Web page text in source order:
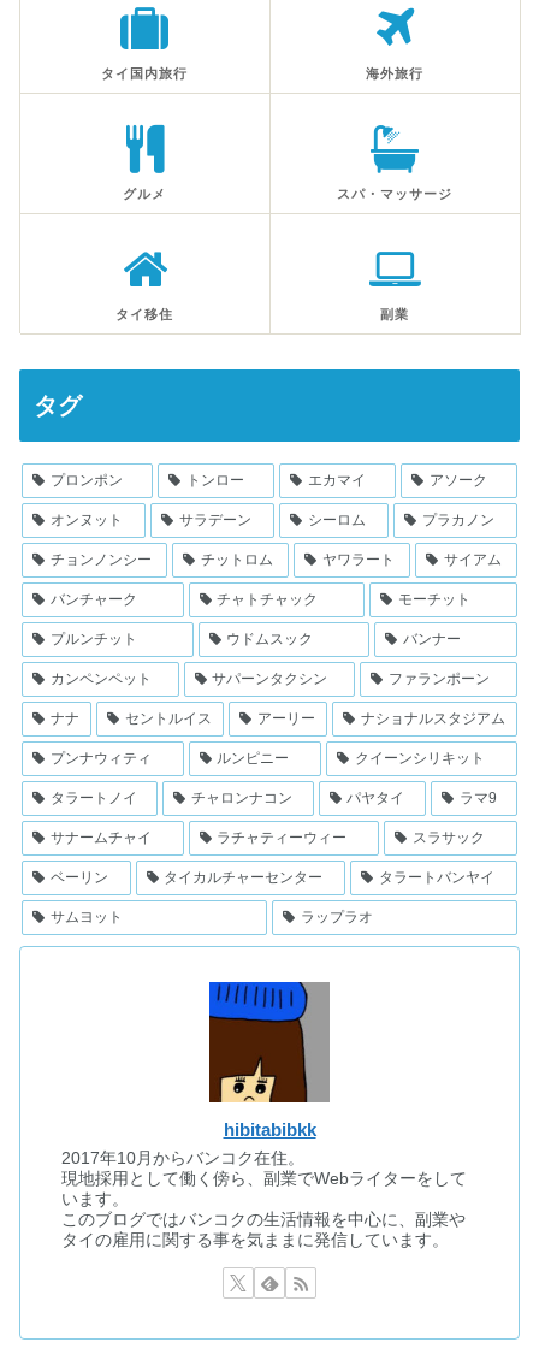
タイ国内旅行 海外旅行
グルメ スパ・マッサージ
タイ移住 副業
タグ
プロンポン トンロー エカマイ アソーク
オンヌット サラデーン シーロム プラカノン
チョンノンシー チットロム ヤワラート サイアム
バンチャーク チャトチャック モーチット
プルンチット ウドムスック バンナー
カンペンペット サパーンタクシン ファランポーン
ナナ セントルイス アーリー ナショナルスタジアム
プンナウィティ ルンピニー クイーンシリキット
タラートノイ チャロンナコン パヤタイ ラマ9
サナームチャイ ラチャティーウィー スラサック
ベーリン タイカルチャーセンター タラートバンヤイ
サムヨット ラップラオ
hibitabibkk
2017年10月からバンコク在住。
現地採用として働く傍ら、副業でWebライターをして
います。
このブログではバンコクの生活情報を中心に、副業や
タイの雇用に関する事を気ままに発信しています。